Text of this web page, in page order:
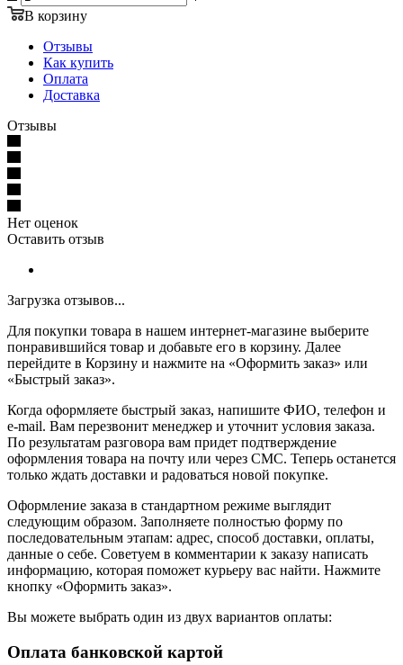
В корзину
Отзывы
Как купить
Оплата
Доставка
Отзывы
Нет оценок
Оставить отзыв
Загрузка отзывов...
Для покупки товара в нашем интернет-магазине выберите
понравившийся товар и добавьте его в корзину. Далее
перейдите в Корзину и нажмите на «Оформить заказ» или
«Быстрый заказ».
Когда оформляете быстрый заказ, напишите ФИО, телефон и
e-mail. Вам перезвонит менеджер и уточнит условия заказа.
По результатам разговора вам придет подтверждение
оформления товара на почту или через СМС. Теперь останется
только ждать доставки и радоваться новой покупке.
Оформление заказа в стандартном режиме выглядит
следующим образом. Заполняете полностью форму по
последовательным этапам: адрес, способ доставки, оплаты,
данные о себе. Советуем в комментарии к заказу написать
информацию, которая поможет курьеру вас найти. Нажмите
кнопку «Оформить заказ».
Вы можете выбрать один из двух вариантов оплаты:
Оплата банковской картой